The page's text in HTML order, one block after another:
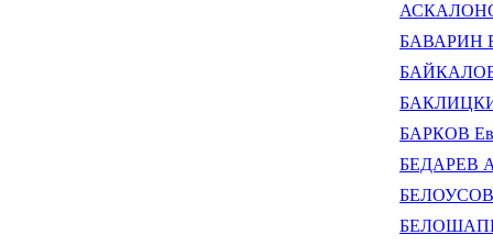
БАВАРИН
БАЙКАЛОВ
БАРКОВ
БЕДАРЕВ
БЕЛОУСОВ